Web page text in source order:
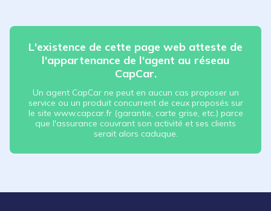
L'existence de cette page web atteste de
l'appartenance de l'agent au réseau
CapCar.
Un agent CapCar ne peut en aucun cas proposer un
service ou un produit concurrent de ceux proposés sur
le site www.capcar.fr (garantie, carte grise, etc.) parce
que l'assurance couvrant son activité et ses clients
serait alors caduque.